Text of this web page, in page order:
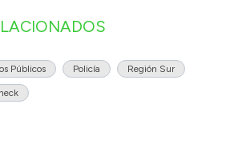
Públicos Policía Región Sur